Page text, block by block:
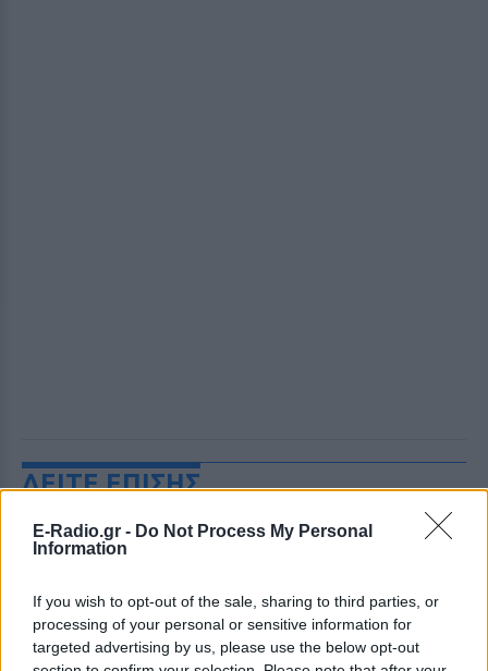
E-Radio.gr - Do Not Process My Personal
Information
If you wish to opt-out of the sale, sharing to third parties, or
processing of your personal or sensitive information for
targeted advertising by us, please use the below opt-out
ΔΕΙΤΕ ΕΠΙΣΗΣ
ΣΤΗΝ ΙΔΙΑ ΚΑΤΗΓΟΡΙΑ
Τουρισμός για Όλους
2026‑2027: Ποια ΑΦΜ
υποβάλλουν αιτήσεις σήμερα
(9/8) – Όλα όσα πρέπει να